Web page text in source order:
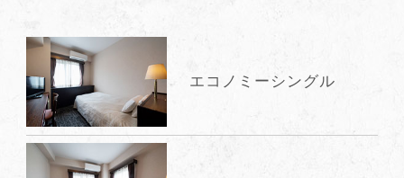
エコノミーシングル